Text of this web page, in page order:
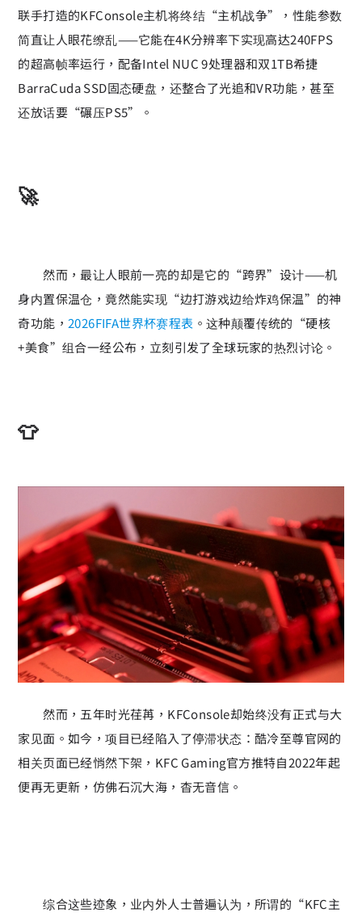
联手打造的KFConsole主机将终结“主机战争”，性能参数
简直让人眼花缭乱——它能在4K分辨率下实现高达240FPS
的超高帧率运行，配备Intel NUC 9处理器和双1TB希捷
BarraCuda SSD固态硬盘，还整合了光追和VR功能，甚至
还放话要“碾压PS5”。
🚀
然而，最让人眼前一亮的却是它的“跨界”设计——机
身内置保温仓，竟然能实现“边打游戏边给炸鸡保温”的神
奇功能， 2026FIFA世界杯赛程表 。这种颠覆传统的“硬核
+美食”组合一经公布，立刻引发了全球玩家的热烈讨论。
👕
然而，五年时光荏苒，KFConsole却始终没有正式与大
家见面。如今，项目已经陷入了停滞状态：酷冷至尊官网的
相关页面已经悄然下架，KFC Gaming官方推特自2022年起
便再无更新，仿佛石沉大海，杳无音信。
综合这些迹象，业内外人士普遍认为，所谓的“KFC主